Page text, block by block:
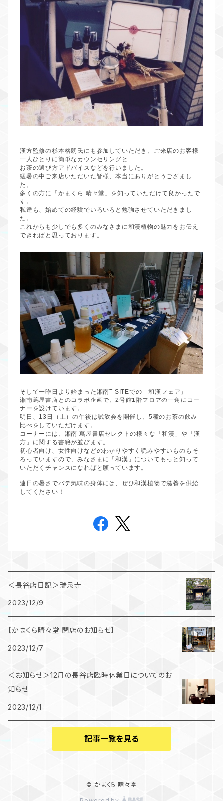
漢方監修の杉本格朗氏にも参加していただき、ご来店のお客様
一人ひとりに簡単なカウンセリングと
お茶の選び方アドバイスなどを行いました。
猛暑の中ご来店いただいた皆様、本当にありがとうござまし
た。
多くの方に「かまくら 晴々堂」を知っていただけて良かったで
す。
私達も、始めての経験でいろいろと勉強させていただきまし
た。
これからも少しでも多くのみなさまに和漢植物の魅力をお伝え
できればと思っております。
そして一昨日より始まった湘南T-SITEでの「和漢フェア」
湘南蔦屋書店とのコラボ企画で、2号館1階フロアの一角にコー
ナーを設けています。
明日、 13 日（土）の午後は試飲会を開催し、 5種のお茶の飲み
比べをしていただけます。
コーナーには、湘南 蔦屋書店セレクトの様々な「和漢」や「漢
方」に関する書籍が並びます。
初心者向け、女性向けなどのわかりやすく読みやすいものもそ
ろっていますので、みなさまに「和漢」についてもっと知って
いただくチャンスになればと願っています。
連日の暑さでバテ気味の身体には、ぜひ和漢植物で滋養を供給
してください！
＜長谷店日記＞瑞泉寺
2023/12/9
【かまくら晴々堂 閉店のお知らせ】
2023/12/7
＜お知らせ＞12月の長谷店臨時休業日についてのお
知らせ
2023/12/1
記事一覧を見る
© かまくら 晴々堂